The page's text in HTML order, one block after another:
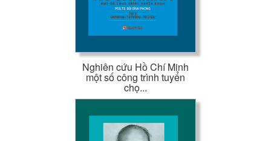
Nghiên cứu Hồ Chí Minh
một số công trình tuyển
chọ...